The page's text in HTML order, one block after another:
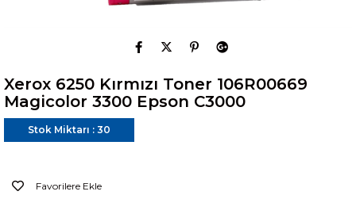
Xerox 6250 Kırmızı Toner 106R00669
Magicolor 3300 Epson C3000
Stok Miktarı : 30
Favorilere Ekle